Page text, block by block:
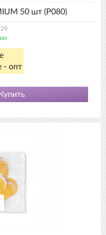
50 шт (P080)
- опт
Купить